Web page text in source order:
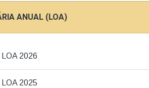
ANUAL (LOA)
LOA 2026
LOA 2025